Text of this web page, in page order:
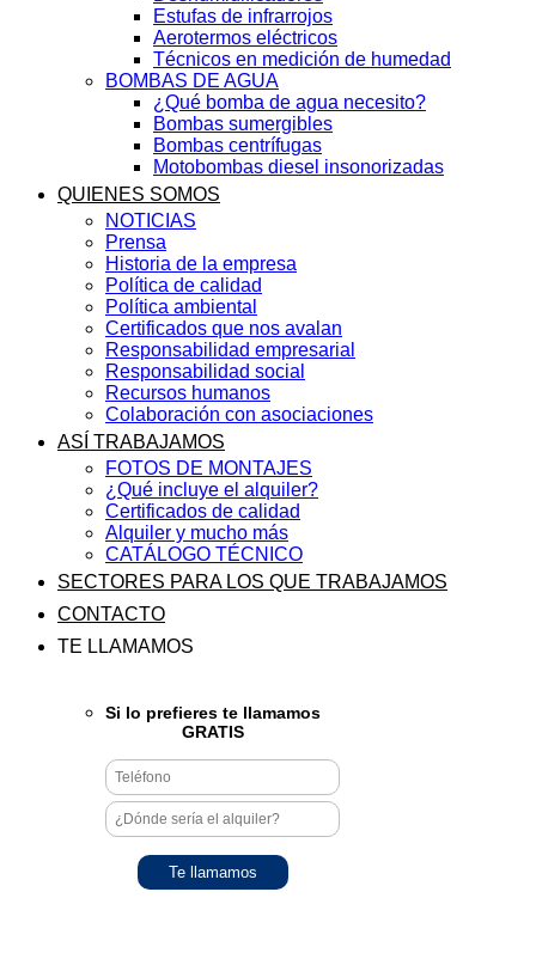
Estufas de infrarrojos
Aerotermos eléctricos
Técnicos en medición de humedad
BOMBAS DE AGUA
¿Qué bomba de agua necesito?
Bombas sumergibles
Bombas centrífugas
Motobombas diesel insonorizadas
QUIENES SOMOS
NOTICIAS
Prensa
Historia de la empresa
Política de calidad
Política ambiental
Certificados que nos avalan
Responsabilidad empresarial
Responsabilidad social
Recursos humanos
Colaboración con asociaciones
ASÍ TRABAJAMOS
FOTOS DE MONTAJES
¿Qué incluye el alquiler?
Certificados de calidad
Alquiler y mucho más
CATÁLOGO TÉCNICO
SECTORES PARA LOS QUE TRABAJAMOS
CONTACTO
TE LLAMAMOS
Si lo prefieres te llamamos
GRATIS